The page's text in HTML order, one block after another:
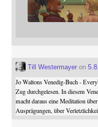
Till Westermayeron
Jo Waltons Venedig-Buch -
Zug durchgelesen. In diesem
macht daraus eine Meditation
Ausprägungen, über